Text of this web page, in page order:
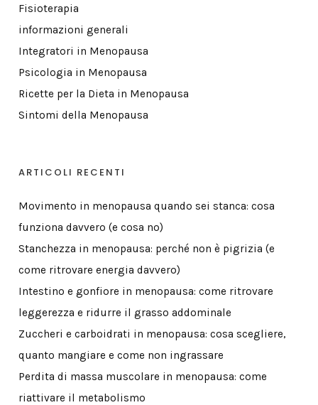
Fisioterapia
informazioni generali
Integratori in Menopausa
Psicologia in Menopausa
Ricette per la Dieta in Menopausa
Sintomi della Menopausa
ARTICOLI RECENTI
Movimento in menopausa quando sei stanca: cosa
funziona davvero (e cosa no)
Stanchezza in menopausa: perché non è pigrizia (e
come ritrovare energia davvero)
Intestino e gonfiore in menopausa: come ritrovare
leggerezza e ridurre il grasso addominale
Zuccheri e carboidrati in menopausa: cosa scegliere,
quanto mangiare e come non ingrassare
Perdita di massa muscolare in menopausa: come
riattivare il metabolismo